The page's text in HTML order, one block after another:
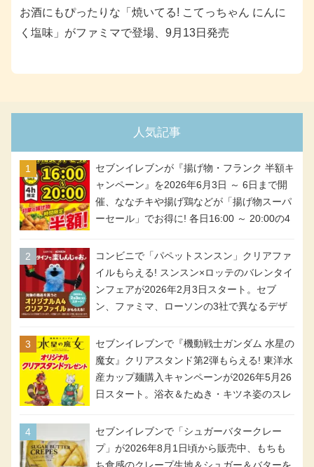
お酒にもぴったりな「焼いてる! こてっちゃん にんに
く塩味」がファミマで登場、9月13日発売
人気記事
セブンイレブンが『揚げ物・フランク 半額キ
ャンペーン』を2026年6月3日 ～ 6日まで開
催、ななチキや揚げ鶏などが「揚げ物スーパ
ーセール」でお得に! 各日16:00 ～ 20:00の4
アメリカンドッグが税抜き69円!
コンビニで「パペットスンスン」クリアファ
イルもらえる! スンスン×ロッテのバレンタイ
ンフェアが2026年2月3日スタート。セブ
ン、ファミマ、ローソンの3社で異なるデザ
セブンイレブンで『機動戦士ガンダム 水星の
魔女』クリアスタンド第2弾もらえる! 東洋水
産カップ麺購入キャンペーンが2026年5月26
日スタート。浴衣＆たぬき・キツネ姿のスレ
号・5号) / シャディクが全6種のクリアスタ
ンドになって登場!
セブンイレブンで「シュガーバタークレー
プ」が2026年8月1日頃から販売中、もちも